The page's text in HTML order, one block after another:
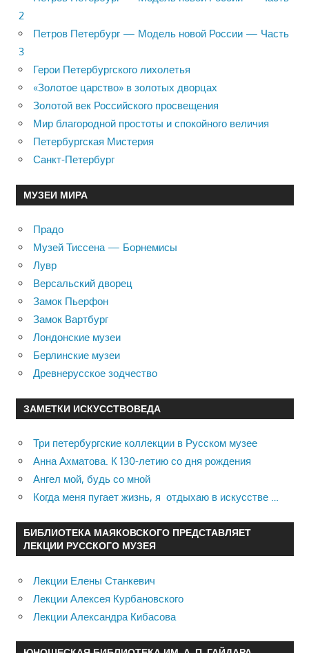
2
Петров Петербург — Модель новой России — Часть
3
Герои Петербургского лихолетья
«Золотое царство» в золотых дворцах
Золотой век Российского просвещения
Мир благородной простоты и спокойного величия
Петербургская Мистерия
Санкт-Петербург
МУЗЕИ МИРА
Прадо
Музей Тиссена — Борнемисы
Лувр
Версальский дворец
Замок Пьерфон
Замок Вартбург
Лондонские музеи
Берлинские музеи
Древнерусское зодчество
ЗАМЕТКИ ИСКУССТВОВЕДА
Три петербургские коллекции в Русском музее
Анна Ахматова. К 130-летию со дня рождения
Ангел мой, будь со мной
Когда меня пугает жизнь, я отдыхаю в искусстве …
БИБЛИОТЕКА МАЯКОВСКОГО ПРЕДСТАВЛЯЕТ
ЛЕКЦИИ РУССКОГО МУЗЕЯ
Лекции Елены Станкевич
Лекции Алексея Курбановского
Лекции Александра Кибасова